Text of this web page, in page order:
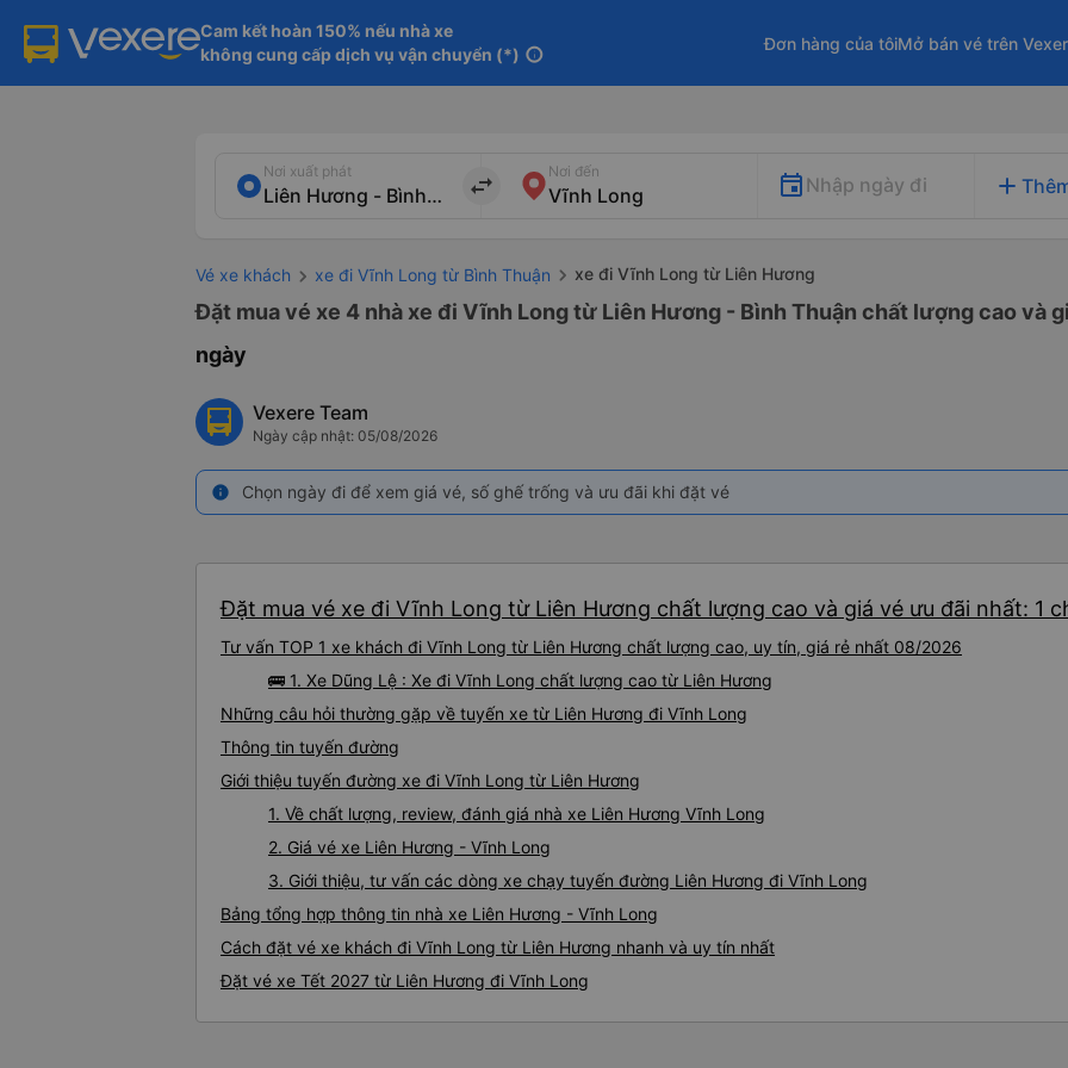
Cam kết hoàn 150% nếu nhà xe
không cung cấp dịch vụ vận chuyển (*) info
Đơn hàng của tôiMở bán vé trên
Nơi xuất phát
import_export
Nơi đến
Nhập ngày đi add
Vé xe khách xe đi Vĩnh Long từ Bình Thuận xe đi Vĩnh Long từ Liên Hương
Đặt mua vé xe 4 nhà xe đi Vĩnh Long từ Liên Hương - Bình Thuận chất lượng cao và
ngày
Vexere Team
Ngày cập nhật: 05/08/2026
info Chọn ngày đi để xem giá vé, số ghế trống và ưu đãi khi đặt vé
Đặt mua vé xe đi Vĩnh Long từ Liên Hương chất lượng cao và giá vé ưu đãi nhất: 1
Tư vấn TOP 1 xe khách đi Vĩnh Long từ Liên Hương chất lượng cao, uy tín, giá rẻ nhất 08/2026
🚌 1. Xe Dũng Lệ : Xe đi Vĩnh Long chất lượng cao từ Liên Hương
Những câu hỏi thường gặp về tuyến xe từ Liên Hương đi Vĩnh Long
Thông tin tuyến đường
Giới thiệu tuyến đường xe đi Vĩnh Long từ Liên Hương
1. Về chất lượng, review, đánh giá nhà xe Liên Hương Vĩnh Long
2. Giá vé xe Liên Hương - Vĩnh Long
3. Giới thiệu, tư vấn các dòng xe chạy tuyến đường Liên Hương đi Vĩnh Long
Bảng tổng hợp thông tin nhà xe Liên Hương - Vĩnh Long
Cách đặt vé xe khách đi Vĩnh Long từ Liên Hương nhanh và uy tín nhất
Đặt vé xe Tết 2027 từ Liên Hương đi Vĩnh Long